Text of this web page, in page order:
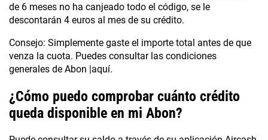
de 6 meses no ha canjeado todo el código, se le
descontarán 4 euros al mes de su crédito.
Consejo: Simplemente gaste el importe total antes de que
venza la cuota. Puedes consultar las condiciones
generales de Abon |aquí.
¿Cómo puedo comprobar cuánto crédito
queda disponible en mi Abon?